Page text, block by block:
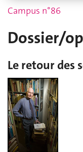
Campus n°86
Dossier/
Le retour des